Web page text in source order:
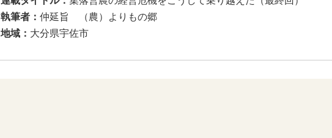
執筆者： 仲延旨 （農）よりもの郷
地域： 大分県宇佐市